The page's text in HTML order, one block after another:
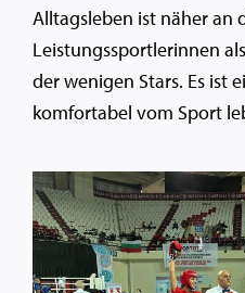
Alltagsleben ist näher an
Leistungssportlerinnen
der wenigen Stars. Es ist
komfortabel vom Sport